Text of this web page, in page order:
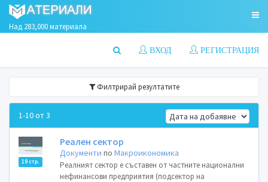
Над 283,000 материала
РЕГИСТРАЦИЯ
ВХОД
Филтрирай резултатите
1-10 от 3
19 стр.
Реален сектор
Документи поМакроикономика
Реалният сектор е съставен от частните национални
нефинансови предприятия (подсектор на